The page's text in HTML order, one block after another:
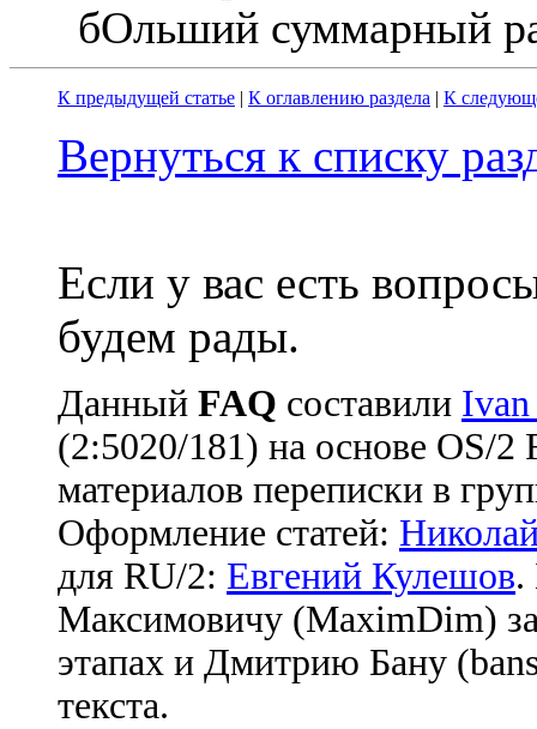
бОльший суммарный
К предыдущей статье | К оглавлению раздела | К
Вернуться к списку
Если у вас есть
будем рады.
Данный FAQ cоставили
(2:5020/181) на основе OS/
материалов переписки в
Оформление статей:
для RU/2: Евгений Кулешов.
Максимовичу (MaximDim)
этапах и Дмитрию Бану
текста.